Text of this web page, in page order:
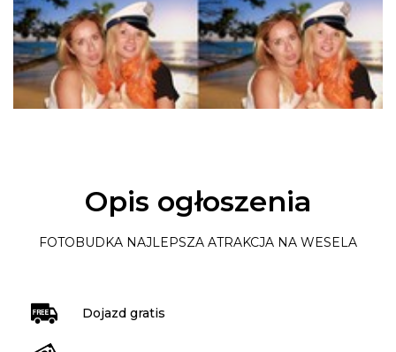
Opis ogłoszenia
FOTOBUDKA NAJLEPSZA ATRAKCJA NA WESELA
Dojazd gratis